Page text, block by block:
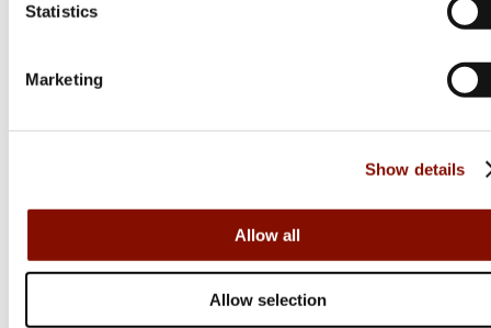
Statistics
Marketing
Show details
Allow all
Allow selection
Flera varianter
799 kr
Fingervante Powerbank
Flera varianter
Medlemspris
Från 1 895 kr1 999 kr
Online: I lager